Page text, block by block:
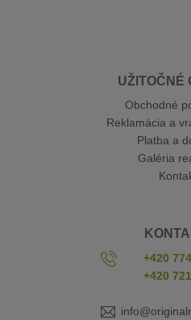
UŽITOČNÉ
Obchodné
Reklamácia a
Platba a
Galéria
+420
+420